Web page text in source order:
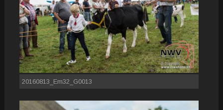
20160813_Em32_G0013